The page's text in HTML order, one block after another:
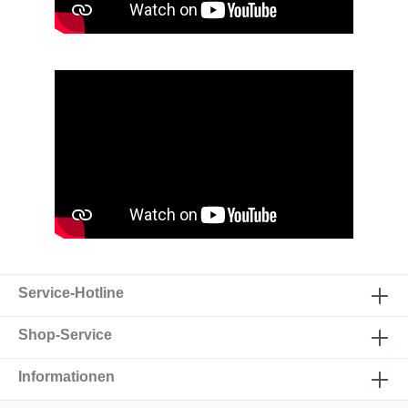
Service-Hotline
Shop-Service
Informationen